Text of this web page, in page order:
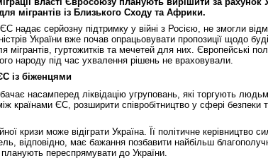
мігрантів із Близького Сходу та Африки.
надає серйозну підтримку у війні з Росією, не змогли
України вже почав опрацьовувати пропозиції щодо
мігрантів, гуртожитків та мечетей для них. Європейські
народу під час ухвалення рішень не враховували.
із біженцями
насамперед ліквідацію угруповань, які торгують
країнами ЄС, розширити співробітництво у сфері безпеки
кризи може відіграти Україна. Її політичне керівництво
відповідно, має бажання позбавити найбільш
планують переспрямувати до України.